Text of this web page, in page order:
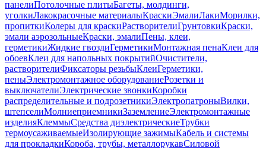
панелиПотолочные плитыБагеты, молдинги,
уголкиЛакокрасочные материалыКраскиЭмалиЛакиМорилки,
пропиткиКолеры для краскиРастворителиГрунтовкиКраски,
эмали аэрозольныеКраски, эмалиПены, клеи,
герметикиЖидкие гвоздиГерметикиМонтажная пенаКлеи для
обоевКлеи для напольных покрытийОчистители,
растворителиФиксаторы резьбыКлеиГерметики,
пеныЭлектромонтажное оборудованиеРозетки и
выключателиЭлектрические звонкиКоробки
распределительные и подрозетникиЭлектропатроныВилки,
штепселиМолниеприемникиЗаземлениеЭлектромонтажные
изделияКлеммыСредства диэлектрическиеТрубки
термоусаживаемыеИзолирующие зажимыКабель и системы
для прокладкиКороба, трубы, металлорукавСиловой